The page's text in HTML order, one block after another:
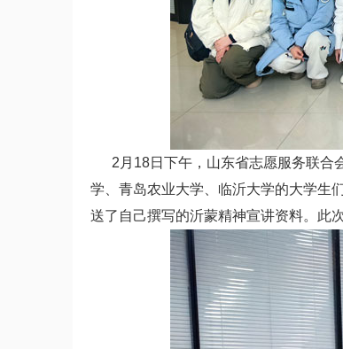
2月18日下午，山东省志愿服务联合
学、青岛农业大学、临沂大学的大学生
送了自己撰写的沂蒙精神宣讲资料。此